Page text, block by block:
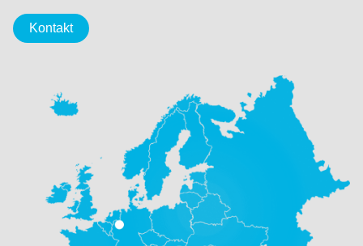
Kontakt